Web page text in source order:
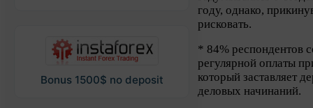
Bonus 1500$ no deposit
году, однако,
рисковать.
* 84% респондентов
регулярной оплаты
который заставляет
деловых начинаний.